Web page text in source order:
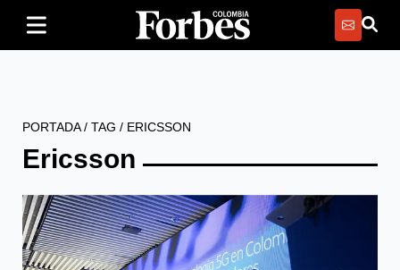
PORTADA/ TAG / ERICSSON
Ericsson